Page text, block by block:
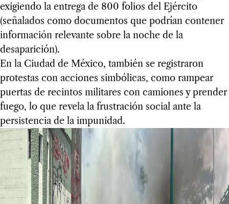
exigiendo la entrega de 800 folios del Ejército
(señalados como documentos que podrían contener
información relevante sobre la noche de la
desaparición).
En la Ciudad de México, también se registraron
protestas con acciones simbólicas, como rampear
puertas de recintos militares con camiones y prender
fuego, lo que revela la frustración social ante la
persistencia de la impunidad.